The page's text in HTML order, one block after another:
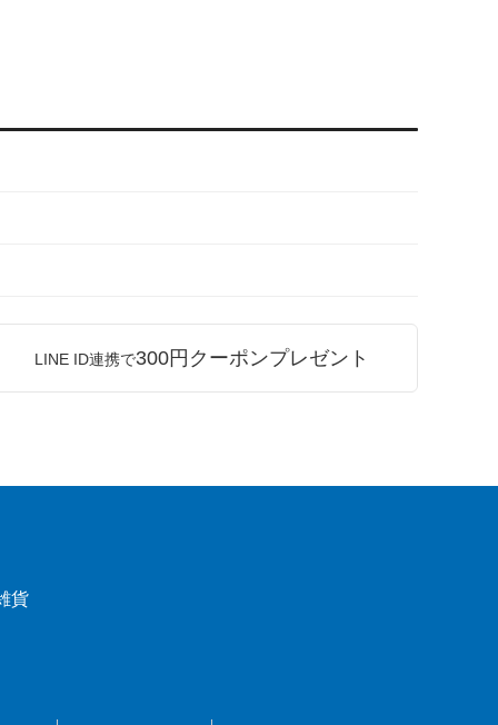
LINE ID連携で300円クーポンプレゼント
貨